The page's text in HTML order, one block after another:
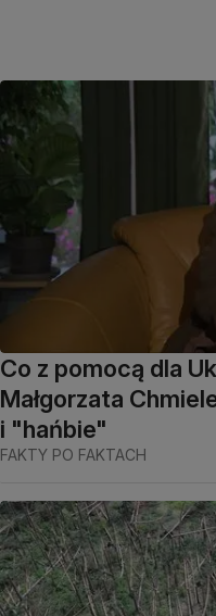
Co z pomocą dla
Małgorzata
i "hańbie"
FAKTY PO FAKTACH